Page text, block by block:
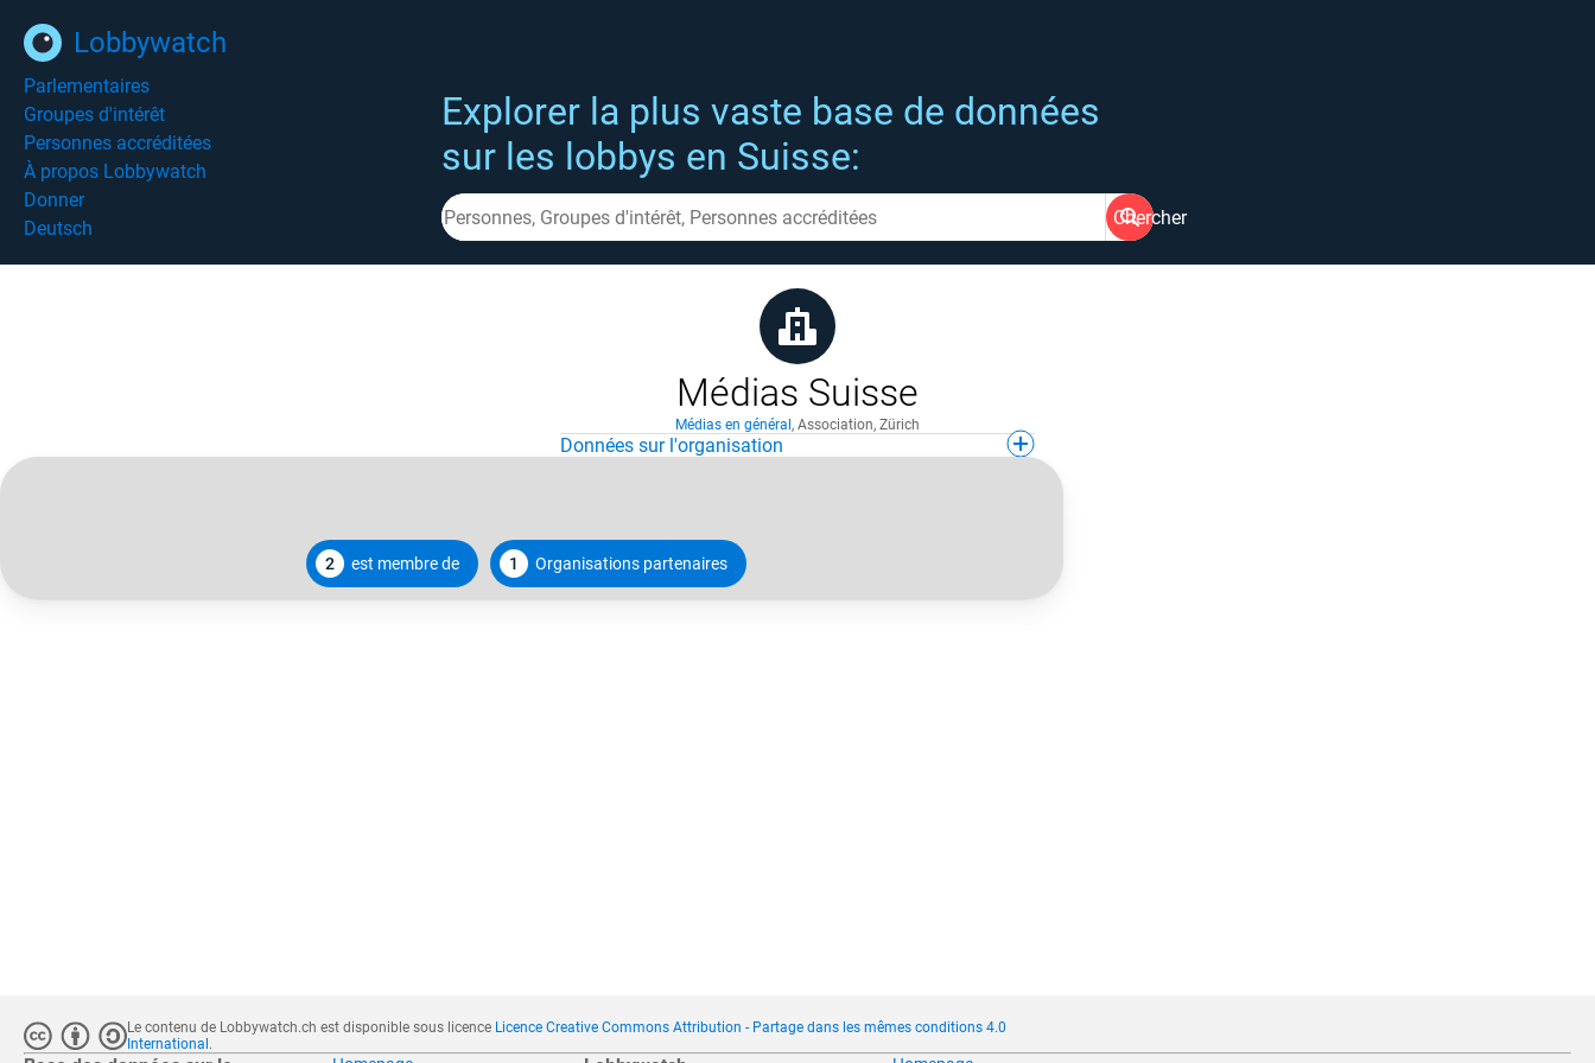
Lobbywatch
Parlementaires
Groupes d'intérêt
Personnes accréditées
À propos Lobbywatch
Donner
Deutsch
Explorer la plus vaste base de données
sur les lobbys en Suisse:
Chercher
Médias Suisse
Médias en général , Association, Zürich
Données sur l'organisation
2 est membre de 1 Organisations partenaires
Le contenu de Lobbywatch.ch est disponible sous licence Licence Creative Commons Attribution - Partage dans les mêmes conditions 4.0
International .